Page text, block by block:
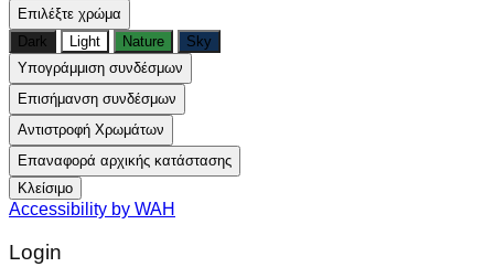
Επιλέξτε χρώμα
Dark
Light Nature
Sky
Υπογράμμιση συνδέσμων
Επισήμανση συνδέσμων
Αντιστροφή Χρωμάτων
Επαναφορά αρχικής κατάστασης
Κλείσιμο
Accessibility by WAH
Login